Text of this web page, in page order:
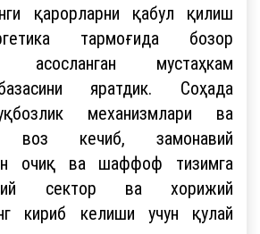
қарорларни қабул қилиш
тармоғида бозор
асосланган мустаҳкам
яратдик. Соҳада
механизмлари ва
воз кечиб, замонавий
очиқ ва шаффоф тизимга
сектор ва хорижий
кириб келиши учун қулай